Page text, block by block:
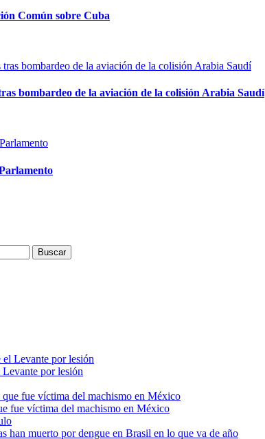
Común sobre Cuba
bombardeo de la aviación de la colisión Arabia Saudí
por lesión
fue víctima del machismo en México